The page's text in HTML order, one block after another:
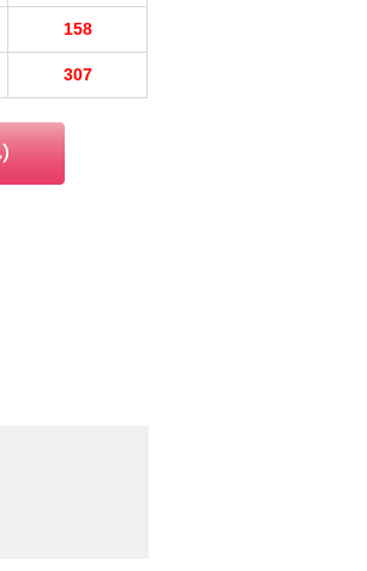
158
307